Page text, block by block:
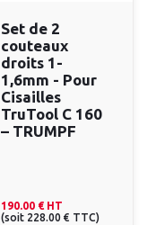
Set de 2
couteaux
droits 1-
1,6mm - Pour
Cisailles
TruTool C 160
– TRUMPF
190.00 € HT
(soit 228.00 € TTC)